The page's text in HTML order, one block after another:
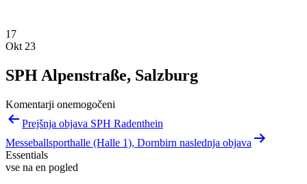
17
Okt 23
SPH Alpenstraße, Salzburg
Komentarji onemogočeni
Navigacija
prispevka
Prejšnja objava SPH Radenthein
Messeballsporthalle (Halle 1), Dornbirn naslednja objava
Essentials
vse na en pogled